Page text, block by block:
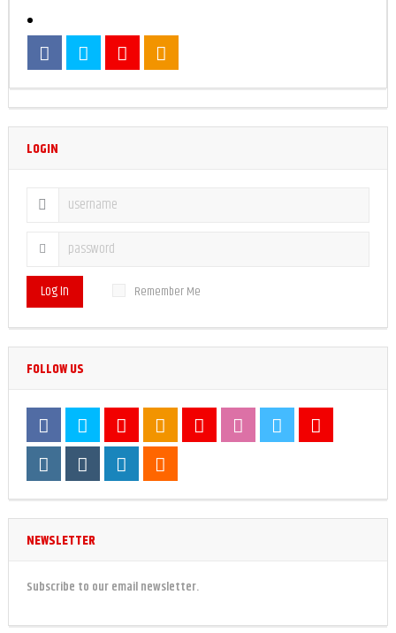
LOGIN
Log In Remember Me
FOLLOW US
NEWSLETTER
Subscribe to our email newsletter.